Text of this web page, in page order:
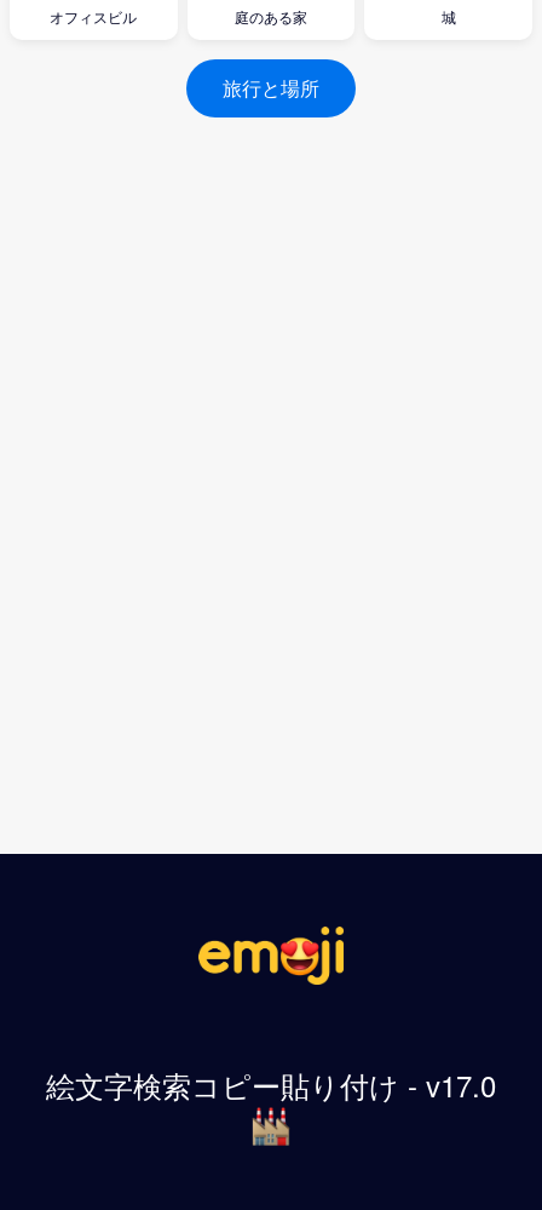
オフィスビル 庭のある家 城
旅行と場所
絵文字検索コピー貼り付け - v17.0